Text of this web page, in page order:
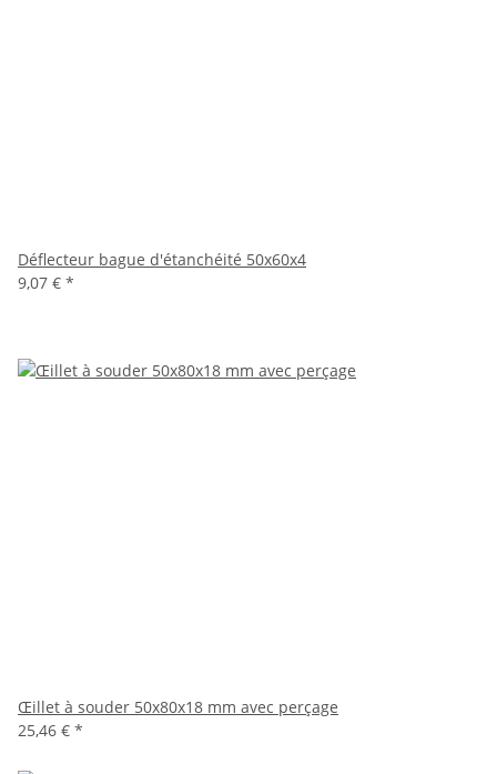
Déflecteur bague d'étanchéité 50x60x4
9,07 € *
Œillet à souder 50x80x18 mm avec perçage
25,46 € *